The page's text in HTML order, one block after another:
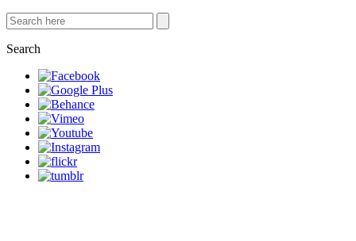
Search